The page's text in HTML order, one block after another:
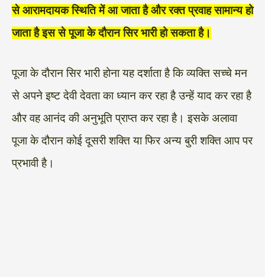
से आरामदायक स्थिति में आ जाता है और रक्त प्रवाह सामान्य हो
जाता है इस से पूजा के दौरान सिर भारी हो सकता है।
पूजा के दौरान सिर भारी होना यह दर्शाता है कि व्यक्ति सच्चे मन
से अपने इष्ट देवी देवता का ध्यान कर रहा है उन्हें याद कर रहा है
और वह आनंद की अनुभूति प्राप्त कर रहा है। इसके अलावा
पूजा के दौरान कोई दूसरी शक्ति या फिर अन्य बुरी शक्ति आप पर
प्रभावी है।